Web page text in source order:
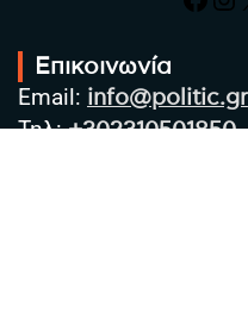
Επικοινωνία
Email: info@politic.gr
Τηλ:+302310501850